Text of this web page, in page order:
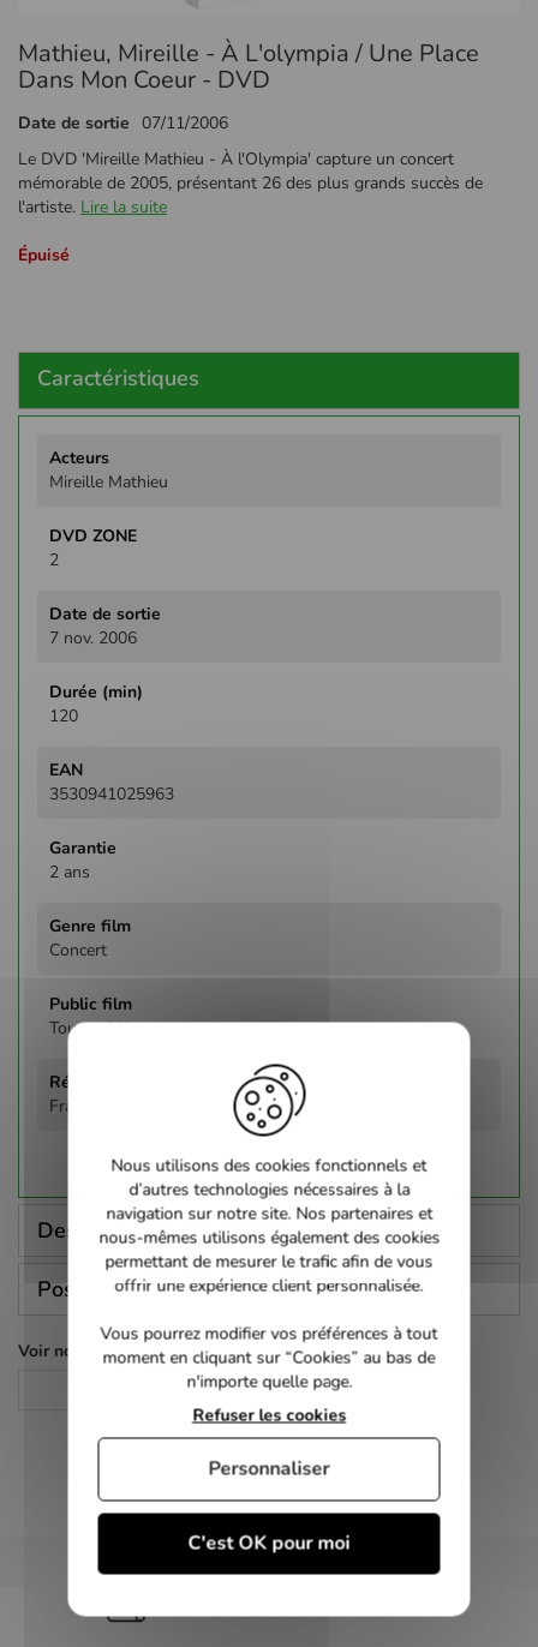
au
début
la
d’images
Mathieu, Mireille - À L'olympia / Une Place
Dans Mon Coeur - DVD
Date de sortie 07/11/2006
Le DVD 'Mireille Mathieu - À l'Olympia' capture un concert
mémorable de 2005, présentant 26 des plus grands succès de
l'artiste. Lire la suite
Épuisé
Caractéristiques
d'infos
Mireille Mathieu
2
7 nov. 2006
120
3530941025963
2 ans
Concert
Tous publics
Franck Villano
Description
Poser une question
Voir nos autres pages :
NEWSLETTER
Nous utilisons des cookies fonctionnels et
d’autres technologies nécessaires à la
navigation sur notre site. Nos partenaires et
nous-mêmes utilisons également des cookies
permettant de mesurer le trafic afin de vous
offrir une expérience client personnalisée.
Vous pourrez modifier vos préférences à tout
moment en cliquant sur “Cookies” au bas de
n'importe quelle page.
C'est OK pour moi
Refuser les cookies
Personnaliser